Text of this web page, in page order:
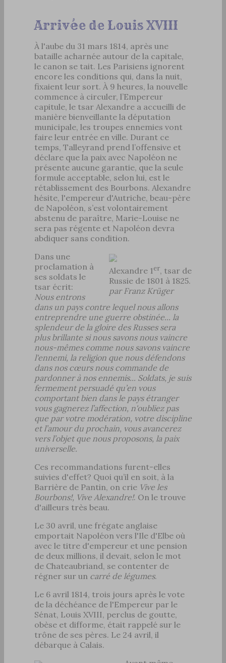
Arrivée de Louis XVIII
À l'aube du 31 mars 1814, après une
bataille acharnée autour de la capitale,
le canon se tait. Les Parisiens ignorent
encore les conditions qui, dans la nuit,
fixaient leur sort. À 9 heures, la nouvelle
commence à circuler, l’Empereur
capitule, le tsar Alexandre a accueilli de
manière bienveillante la députation
municipale, les troupes ennemies vont
faire leur entrée en ville. Durant ce
temps, Talleyrand prend l’offensive et
déclare que la paix avec Napoléon ne
présente aucune garantie, que la seule
formule acceptable, selon lui, est le
rétablissement des Bourbons. Alexandre
hésite, l'empereur d'Autriche, beau-père
de Napoléon, s’est volontairement
abstenu de paraître, Marie-Louise ne
sera pas régente et Napoléon devra
abdiquer sans condition.
Alexandre 1er, tsar de
Russie de 1801 à 1825.
par Franz Krüger
Dans une
proclamation à
ses soldats le
tsar écrit:
Nous entrons
dans un pays contre lequel nous allons
entreprendre une guerre obstinée... la
splendeur de la gloire des Russes sera
plus brillante si nous savons nous vaincre
nous-mêmes comme nous savons vaincre
l'ennemi, la religion que nous défendons
dans nos cœurs nous commande de
pardonner à nos ennemis... Soldats, je suis
fermement persuadé qu’en vous
comportant bien dans le pays étranger
vous gagnerez l’affection, n'oubliez pas
que par votre modération, votre discipline
et l’amour du prochain, vous avancerez
vers l’objet que nous proposons, la paix
universelle.
Ces recommandations furent-elles
suivies d'effet? Quoi qu’il en soit, à la
Barrière de Pantin, on crie Vive les
Bourbons!, Vive Alexandre!. On le trouve
d'ailleurs très beau.
Le 30 avril, une frégate anglaise
emportait Napoléon vers l'Ile d'Elbe où
avec le titre d'empereur et une pension
de deux millions, il devait, selon le mot
de Chateaubriand, se contenter de
régner sur un carré de légumes.
Le 6 avril 1814, trois jours après le vote
de la déchéance de l'Empereur par le
Sénat, Louis XVIII, perclus de goutte,
obèse et difforme, était rappelé sur le
trône de ses pères. Le 24 avril, il
débarque à Calais.